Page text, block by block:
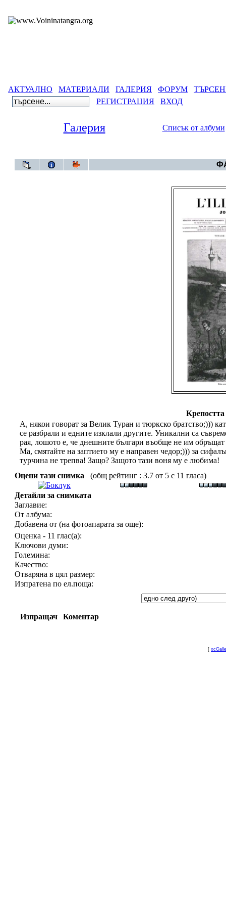
АКТУАЛНО МАТЕРИАЛИ ГАЛЕРИЯ ФОРУМ
РЕГИСТРАЦИЯ
ВХОД
Галерия Списък от албуми
А, някои говорат за Велик Туран и тюркско братство;)))
се разбрали и едните изклали другите. Уникални са
рая, лошото е, че днешните българи въобще не им
Ма, смятайте на заптието му е направен чедор;))) за
турчина не трепва! Защо? Защото тази воня му е любима!
Оцени тази снимка
(общ рейтинг : 3.7 от 5 с 11 гласа)
Детайли за снимката
Заглавие:
От албума:
Добавена от (на фотоапарата за още):
Оценка - 11 глас(а):
Ключови думи:
Големина:
Качество:
Отваряна в цял размер:
Изпратена по ел.поща:
Изпращач Коментар
[